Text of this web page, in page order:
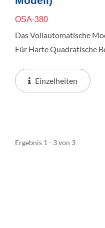
OSA-380
Das Vollautomatische
Für Harte Quadratische
Um An Den Seiten Der
Kann...
Einzelheiten
Ergebnis 1 - 3 von 3